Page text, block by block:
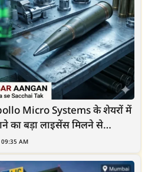
Micro Systems के शेयरों में
का बड़ा लाइसेंस मिलने से
09:35 AM